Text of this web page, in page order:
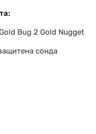
Bug 2 Gold Nugget
сонда